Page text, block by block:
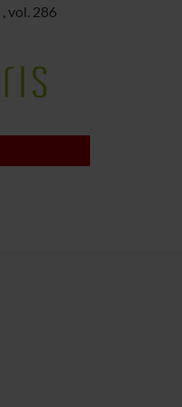
, vol. 286